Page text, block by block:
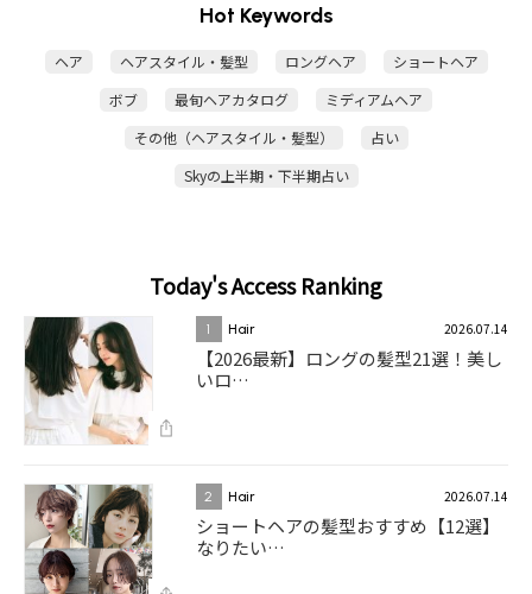
Hot Keywords
ヘア ヘアスタイル・髪型 ロングヘア
ショートヘア
ボブ
最旬ヘアカタログ
ミディアムヘア
その他（ヘアスタイル・髪型）
占い
Skyの上半期・下半期占い
Today's Access Ranking
1 Hair 2026.07.14
【2026最新】ロングの髪型21選！美し
いロ…
2 Hair 2026.07.14
ショートヘアの髪型おすすめ【12選】
なりたい…